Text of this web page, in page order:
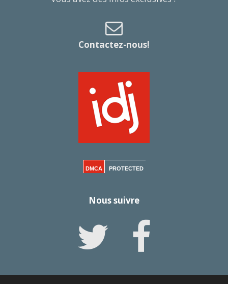
Contactez-nous!
DMCA PROTECTED
Nous suivre